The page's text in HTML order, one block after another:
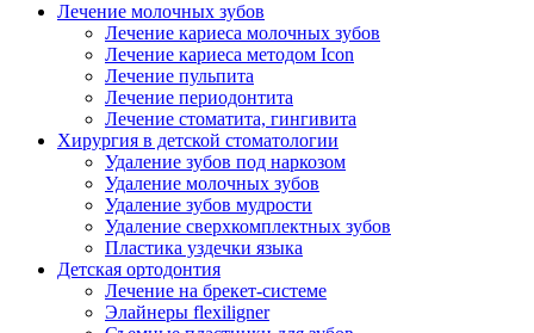
Лечение молочных зубов
Лечение кариеса молочных зубов
Лечение кариеса методом Icon
Лечение пульпита
Лечение периодонтита
Лечение стоматита, гингивита
Хирургия в детской стоматологии
Удаление зубов под наркозом
Удаление молочных зубов
Удаление зубов мудрости
Удаление сверхкомплектных зубов
Пластика уздечки языка
Детская ортодонтия
Лечение на брекет-системе
Элайнеры flexiligner